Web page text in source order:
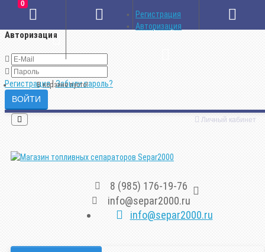
Авторизация
Регистрация|Забыли пароль?
Личный кабинет
8 (985) 176-19-76
info@separ2000.ru
info@separ2000.ru
Регистрация
Авторизация
0
В корзине пусто!